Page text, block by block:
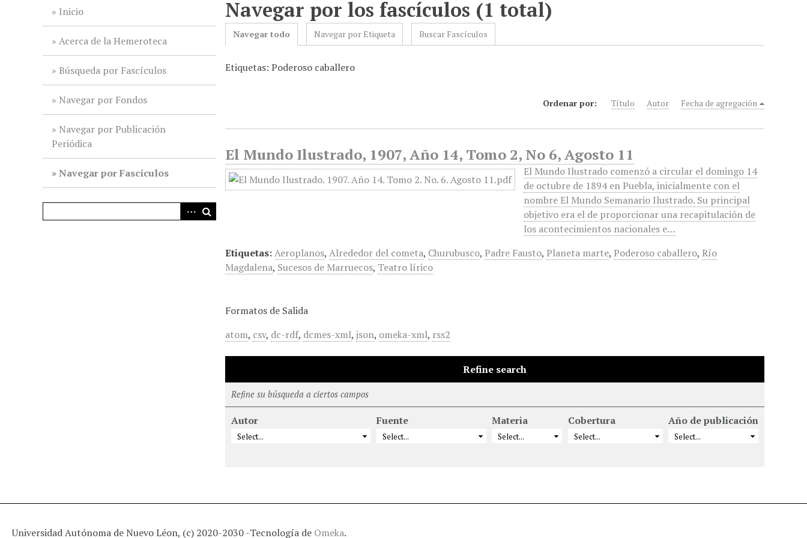
Inicio
Acerca de la Hemeroteca
Búsqueda por Fascículos
Navegar por Fondos
Navegar por Publicación
Periódica
Navegar por Fascículos
Navegar por los fascículos (1 total)
Navegar todo Navegar por Etiqueta Buscar Fascículos
Etiquetas: Poderoso caballero
Ordenar por: Título Autor Fecha de agregación
El Mundo Ilustrado, 1907, Año 14, Tomo 2, No 6, Agosto 11
El Mundo Ilustrado comenzó a circular el domingo 14
de octubre de 1894 en Puebla, inicialmente con el
nombre El Mundo Semanario Ilustrado. Su principal
objetivo era el de proporcionar una recapitulación de
los acontecimientos nacionales e…
Etiquetas:Aeroplanos,Alrededor del cometa, Churubusco, Padre Fausto, Planeta marte, Poderoso caballero, Río
Magdalena, Sucesos de Marruecos, Teatro lírico
Formatos de Salida
atom, csv, dc-rdf, dcmes-xml,json, omeka-xml, rss2
Refine search
Refine su búsqueda a ciertos campos
Autor Fuente Materia Cobertura Año de publicación
Universidad Autónoma de Nuevo Léon, (c) 2020-2030 -Tecnología de Omeka.